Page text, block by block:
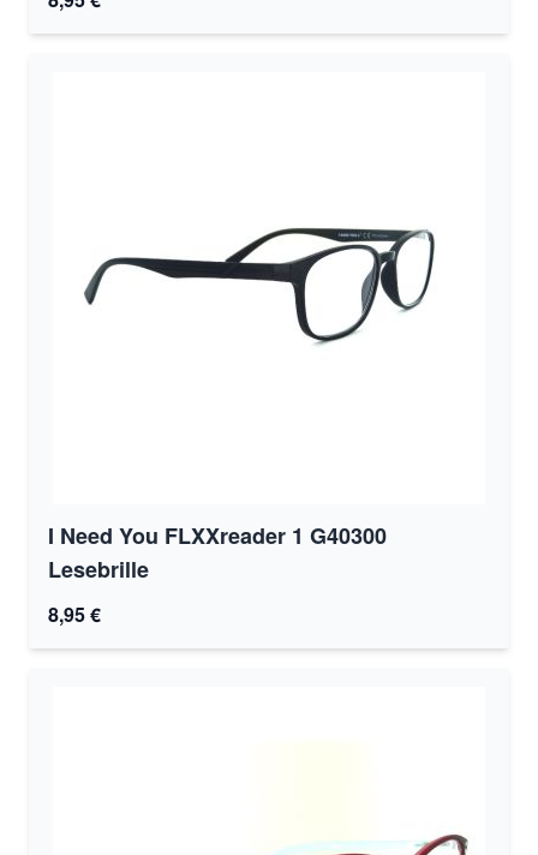
I Need You FLXXreader 1 G40300
Lesebrille
8,95 €